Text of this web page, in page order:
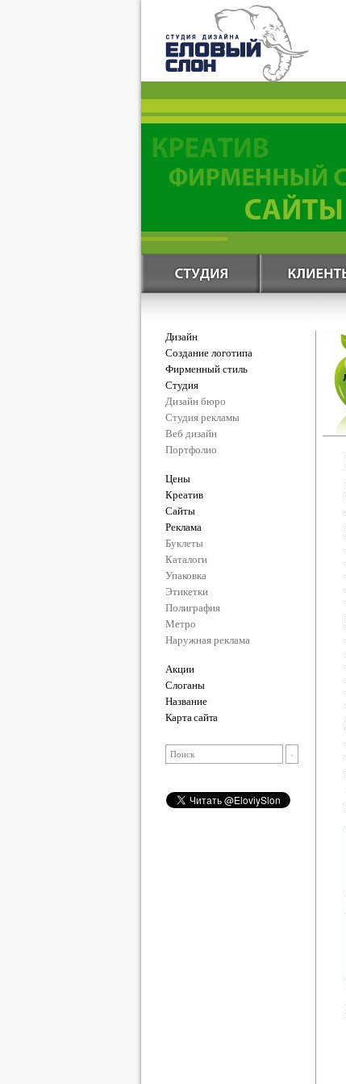
Дизайн
Создание логотипа
Фирменный стиль
Студия
Дизайн бюро
Студия рекламы
Веб дизайн
Портфолио
Цены
Креатив
Сайты
Реклама
Буклеты
Каталоги
Упаковка
Этикетки
Полиграфия
Метро
Наружная реклама
Акции
Слоганы
Название
Карта сайта